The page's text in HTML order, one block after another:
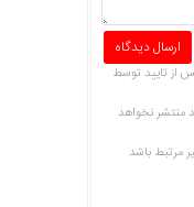
از تایید توسط
منتشر نخواهد
مرتبط باشد